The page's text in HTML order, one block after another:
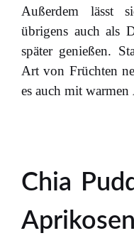
Außerdem lässt
übrigens auch als
später genießen.
Art von Früchten
es auch mit
Chia